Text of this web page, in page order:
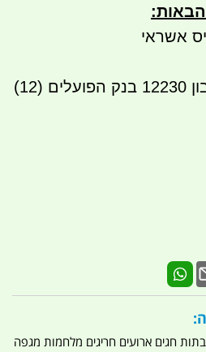
הבאות:
אשראי
העברה בנקאית לחשבון 12230 בנק הפועלים (12)
לא כולל שבתות חגים ארועים חריגים מלחמות מגפה